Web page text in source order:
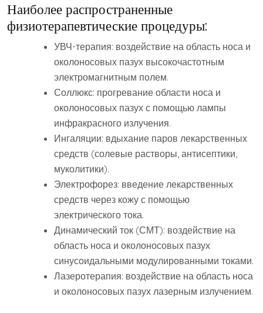
Наиболее распространенные
физиотерапевтические процедуры:
УВЧ-терапия: воздействие на область носа и
околоносовых пазух высокочастотным
электромагнитным полем.
Соллюкс: прогревание области носа и
околоносовых пазух с помощью лампы
инфракрасного излучения.
Ингаляции: вдыхание паров лекарственных
средств (солевые растворы‚ антисептики‚
муколитики).
Электрофорез: введение лекарственных
средств через кожу с помощью
электрического тока.
Динамический ток (СМТ): воздействие на
область носа и околоносовых пазух
синусоидальными модулированными токами.
Лазеротерапия: воздействие на область носа
и околоносовых пазух лазерным излучением.